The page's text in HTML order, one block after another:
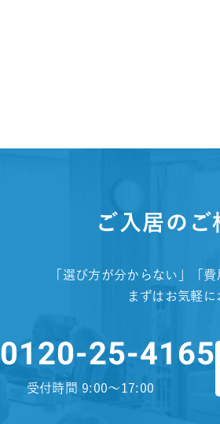
ご入居のご
「選び方が分からない」「
まずはお気軽
0120-25-4165
受付時間 9:00～17:00